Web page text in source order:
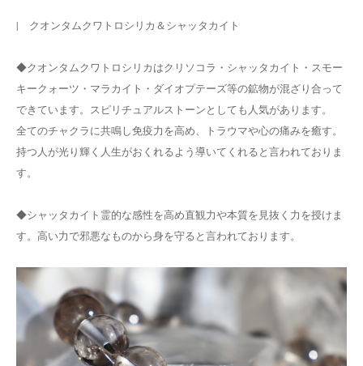
| クオンタムクワトロシリカ＆シャッタカイト
◆クオンタムクワトロシリカはクリソコラ・シャッタカイト・スモー
キークォーツ・マラカイト・ダイオプテーズ等の鉱物が混ざり合って
できています。スピリチュアルストーンとしても人気があります。
全てのチャクラに共鳴し免疫力を高め、トラウマや心の痛みを癒す。
持つ人が光り輝く人生がおくれるよう導いてくれると言われておりま
す。
◆シャッタカイト霊的な感性を高め直観力や本質を見抜く力を授けま
す。高い力で邪悪なものから身を守ると言われております。